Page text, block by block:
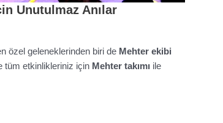
Unutulmaz Anılar
özel geleneklerinden biri de Mehter ekibi
tüm etkinlikleriniz için Mehter takımı ile